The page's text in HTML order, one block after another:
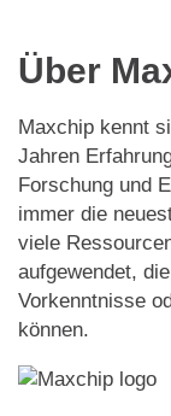
Über
Maxchip kennt
Jahren
Forschung und
immer die
viele
aufgewendet,
Vorkenntnisse
können.